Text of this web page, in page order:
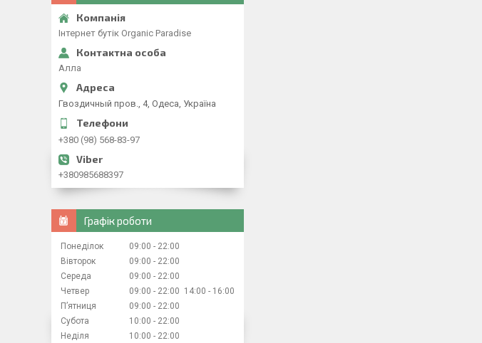
Iнтернет бутiк Organic Paradise
Алла
Гвоздичный пров., 4, Одеса, Україна
+380 (98) 568-83-97
+380985688397
Графік роботи
Понеділок 09:00
22:00
Вівторок
09:00
22:00
Середа
09:00
22:00
Четвер
09:00 22:00 14:00
16:00
Пʼятниця
09:00
22:00
Субота
10:00
22:00
Неділя
10:00 22:00